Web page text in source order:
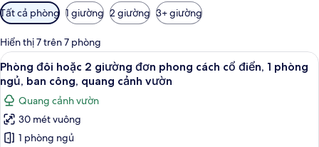
Bộ
lọc
có
thể
dùng
để
lọc
tìm
phòng
Tất cả phòng 1 giường 2 giường 3+ giường
Hiển thị 7 trên 7 phòng
Xem
tất
cả
ảnh
Phòng
đôi
Minibar, bàn, màn/rèm cản sáng,
4
Phòng đôi hoặc 2 giường đơn phong cách cổ điển, 1 phòng
ngủ, ban công, quang cảnh vườn
Quang cảnh vườn
30 mét vuông
1 phòng ngủ